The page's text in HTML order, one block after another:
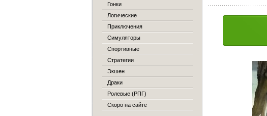
Гонки
Логические
Приключения
Симуляторы
Спортивные
Стратегии
Экшен
Драки
Ролевые (РПГ)
Скоро на сайте